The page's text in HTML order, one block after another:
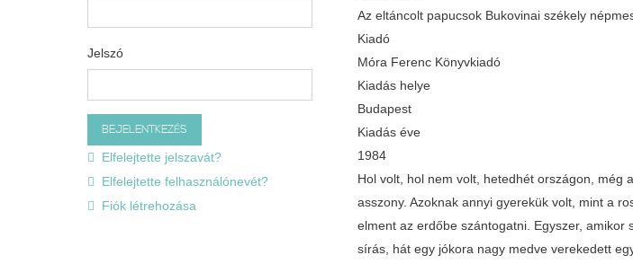
Az eltáncolt papucsok Bukovinai székely
Kiadó
Móra Ferenc Könyvkiadó
Kiadás helye
Budapest
Kiadás éve
1984
Hol volt, hol nem volt, hetedhét országon, még
asszony. Azoknak annyi gyerekük volt, mint a
elment az erdőbe szántogatni. Egyszer,
sírás, hát egy jókora nagy medve verekedett
Jelszó
Elfelejtette jelszavát?
Elfelejtette felhasználónevét?
Fiók létrehozása